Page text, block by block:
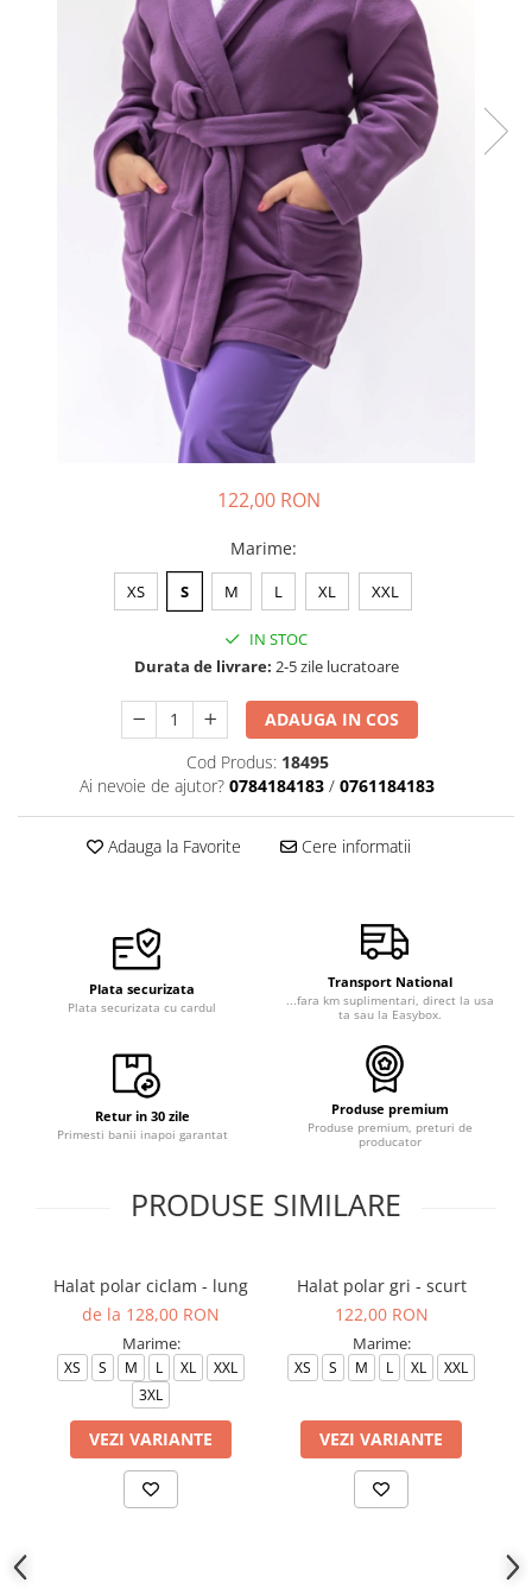
122,00 RON
Marime:
XS S M L XL XXL
IN STOC
Durata de livrare: 2-5 zile lucratoare
ADAUGA IN COS
Cod Produs: 18495
Ai nevoie de ajutor? 0784184183 / 0761184183
Adauga la Favorite Cere informatii
Plata securizata
Plata securizata cu cardul
Transport National
...fara km suplimentari, direct la usa
ta sau la Easybox.
Retur in 30 zile
Primesti banii inapoi garantat
Produse premium
Produse premium, preturi de
producator
PRODUSE SIMILARE
Halat polar ciclam - lung
de la 128,00 RON
Marime:
XS S M L XL
XXL
3XL
VEZI VARIANTE
Halat polar gri - scurt
122,00 RON
Marime:
XS S M L XL XXL
VEZI VARIANTE